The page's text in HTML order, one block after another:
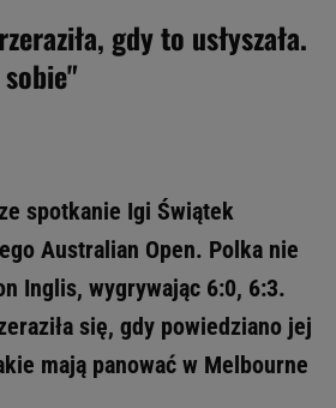
gdy to usłyszała.
spotkanie Igi Świątek
Australian Open. Polka nie
Inglis, wygrywając 6:0, 6:3.
się, gdy powiedziano jej
mają panować w Melbourne